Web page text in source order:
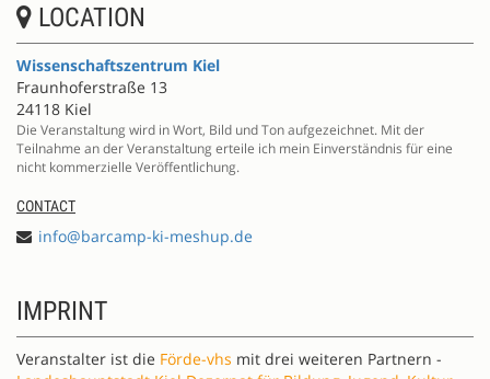
LOCATION
Wissenschaftszentrum Kiel
Fraunhoferstraße 13
24118 Kiel
Die Veranstaltung wird in Wort, Bild und Ton aufgezeichnet. Mit der
Teilnahme an der Veranstaltung erteile ich mein Einverständnis für eine
nicht kommerzielle Veröffentlichung.
CONTACT
info@barcamp-ki-meshup.de
IMPRINT
Veranstalter ist die Förde-vhs mit drei weiteren Partnern -